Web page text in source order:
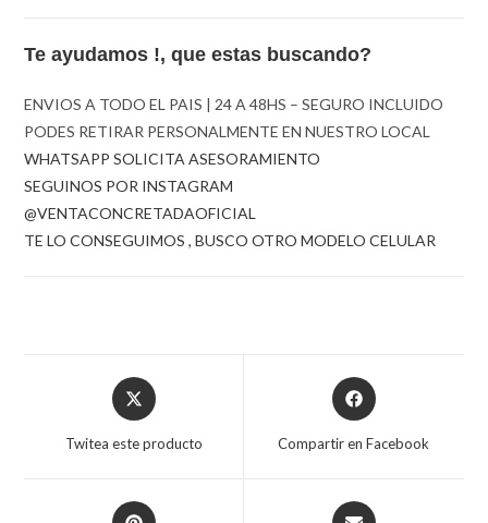
Te ayudamos !, que estas buscando?
ENVIOS A TODO EL PAIS | 24 A 48HS – SEGURO INCLUIDO
PODES RETIRAR PERSONALMENTE EN NUESTRO LOCAL
WHATSAPP SOLICITA ASESORAMIENTO
SEGUINOS POR INSTAGRAM
@VENTACONCRETADAOFICIAL
TE LO CONSEGUIMOS , BUSCO OTRO MODELO CELULAR
Opens
in
Twitea este producto
Opens
in
Compartir en Facebook
Opens
Opens